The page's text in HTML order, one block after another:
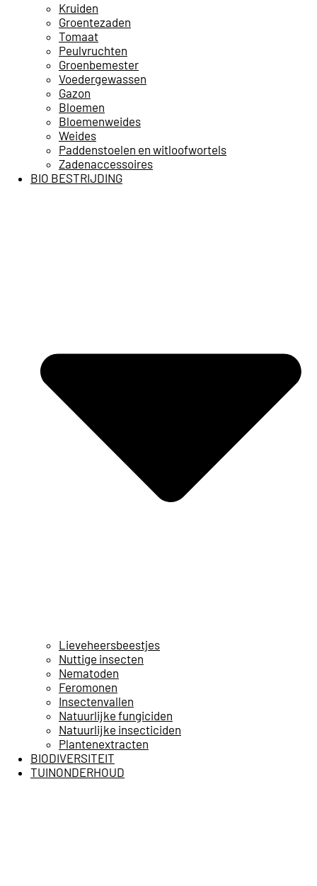
Kruiden
Groentezaden
Tomaat
Peulvruchten
Groenbemester
Voedergewassen
Gazon
Bloemen
Bloemenweides
Weides
Paddenstoelen en witloofwortels
Zadenaccessoires
BIO BESTRIJDING
Lieveheersbeestjes
Nuttige insecten
Nematoden
Feromonen
Insectenvallen
Natuurlijke fungiciden
Natuurlijke insecticiden
Plantenextracten
BIODIVERSITEIT
TUINONDERHOUD